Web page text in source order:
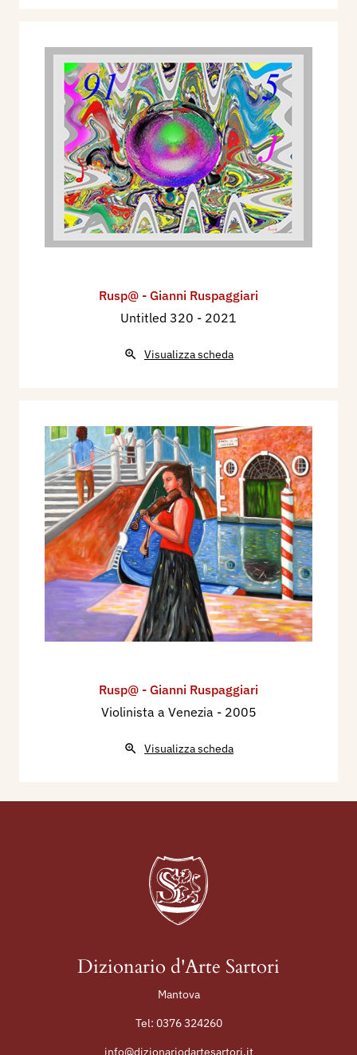
Rusp@ - Gianni Ruspaggiari
Untitled 320 - 2021
Visualizza scheda
Rusp@ - Gianni Ruspaggiari
Violinista a Venezia - 2005
Visualizza scheda
Dizionario d'Arte Sartori
Mantova
Tel: 0376 324260
info@dizionariodartesartori.it